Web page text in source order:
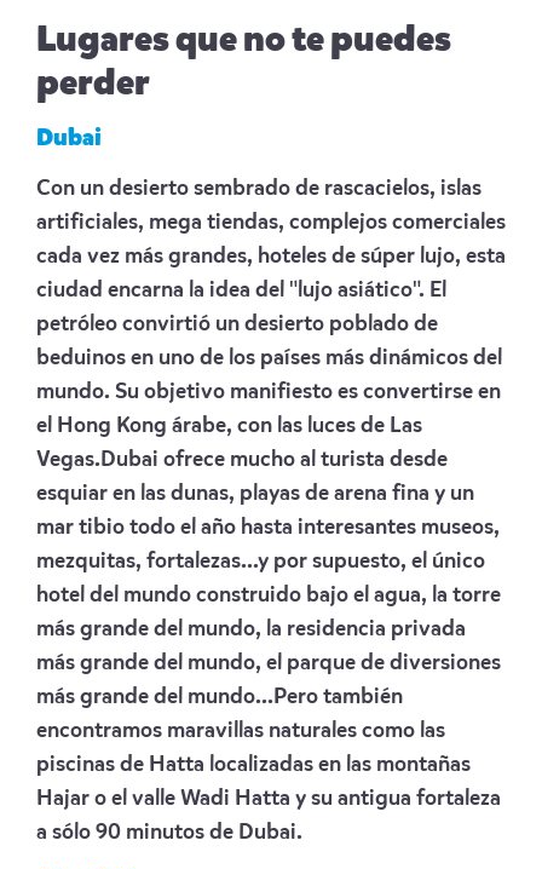
Lugares que no te puedes
perder
Dubai
Con un desierto sembrado de rascacielos, islas
artificiales, mega tiendas, complejos comerciales
cada vez más grandes, hoteles de súper lujo, esta
ciudad encarna la idea del "lujo asiático". El
petróleo convirtió un desierto poblado de
beduinos en uno de los países más dinámicos del
mundo. Su objetivo manifiesto es convertirse en
el Hong Kong árabe, con las luces de Las
Vegas.Dubai ofrece mucho al turista desde
esquiar en las dunas, playas de arena fina y un
mar tibio todo el año hasta interesantes museos,
mezquitas, fortalezas...y por supuesto, el único
hotel del mundo construido bajo el agua, la torre
más grande del mundo, la residencia privada
más grande del mundo, el parque de diversiones
más grande del mundo...Pero también
encontramos maravillas naturales como las
piscinas de Hatta localizadas en las montañas
Hajar o el valle Wadi Hatta y su antigua fortaleza
a sólo 90 minutos de Dubai.